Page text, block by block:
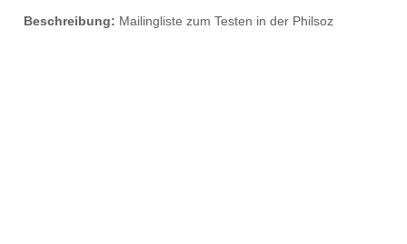
Beschreibung: Mailingliste zum Testen in der Philsoz